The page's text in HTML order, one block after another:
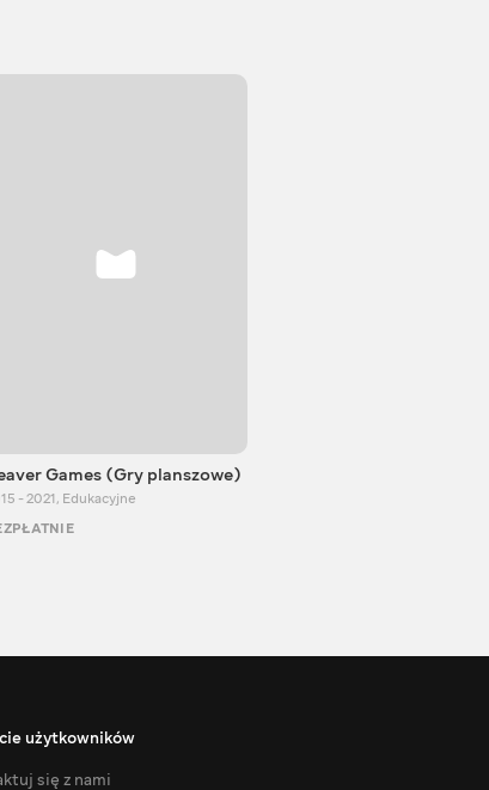
Games (Gry planszowe)
- 2021, Edukacyjne
użytkowników
się z nami